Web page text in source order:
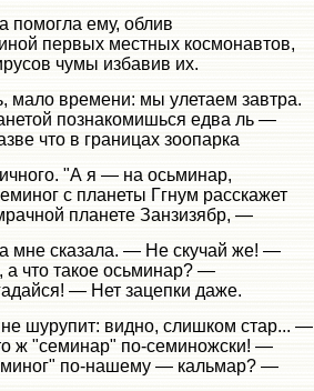
помогла ему, облив
первых местных космонавтов,
чумы избавив их.
мало времени: мы улетаем завтра.
познакомишься едва ль —
что в границах зоопарка
"А я — на осьминар,
с планеты Ггнум расскажет
планете Занзизябр, —
мне сказала. — Не скучай же! —
а что такое осьминар? —
— Нет зацепки даже.
не шурупит: видно, слишком стар... —
ж "семинар" по-семиножски! —
по-нашему — кальмар? —